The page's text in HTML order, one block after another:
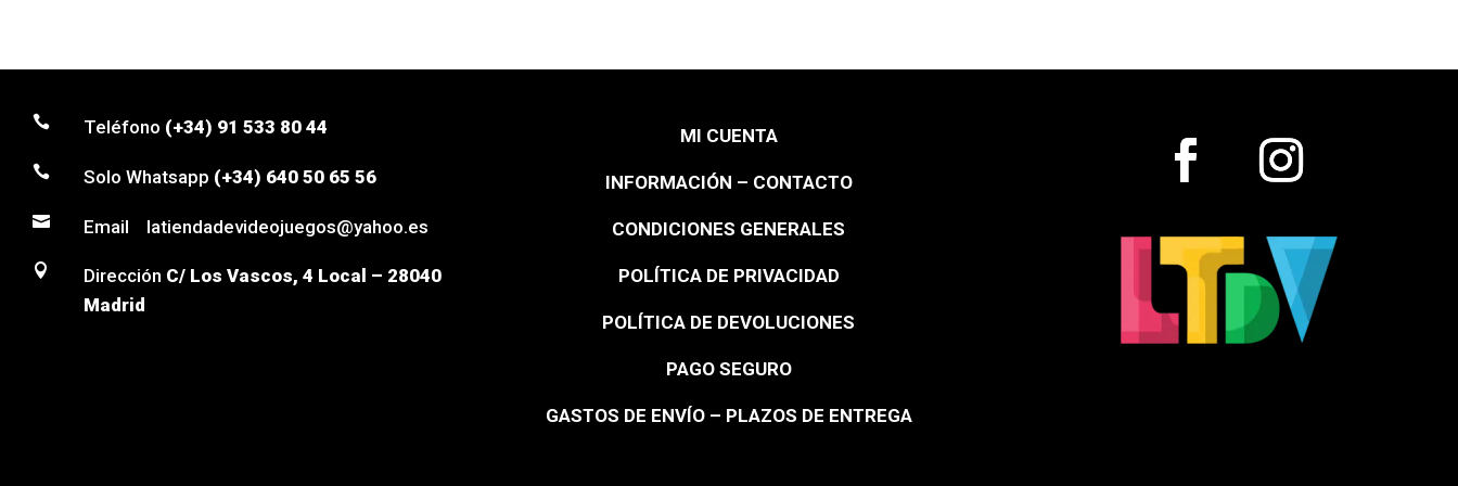
 Teléfono (+34) 91 533 80 44
 Solo Whatsapp (+34) 640 50 65 56
 Email latiendadevideojuegos@yahoo.es
 Dirección C/ Los Vascos, 4 Local – 28040
Madrid
MI CUENTA
INFORMACIÓN – CONTACTO
CONDICIONES GENERALES
POLÍTICA DE PRIVACIDAD
POLÍTICA DE DEVOLUCIONES
PAGO SEGURO
GASTOS DE ENVÍO – PLAZOS DE ENTREGA